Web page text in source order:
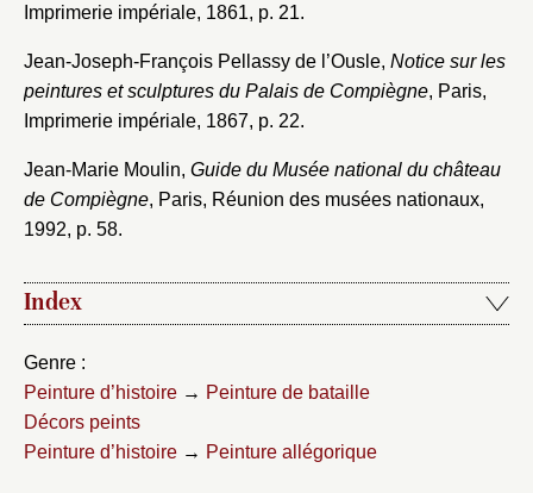
Imprimerie impériale, 1861, p. 21.
Jean-Joseph-François Pellassy de l’Ousle, Notice sur les
peintures et sculptures du Palais de Compiègne, Paris,
Imprimerie impériale, 1867, p. 22.
Jean-Marie Moulin, Guide du Musée national du château
de Compiègne, Paris, Réunion des musées nationaux,
1992, p. 58.
Index
Genre :
Peinture d’histoire → Peinture de bataille
Décors peints
Peinture d’histoire → Peinture allégorique